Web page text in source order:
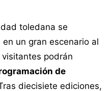
toledana se
un gran escenario al
podrán
de
diecisiete ediciones,